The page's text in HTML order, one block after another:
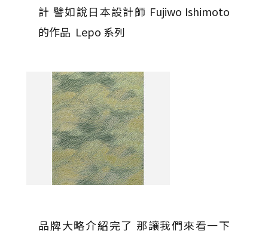
計 譬如說日本設計師 Fujiwo Ishimoto
的作品 Lepo 系列
品牌大略介紹完了 那讓我們來看一下